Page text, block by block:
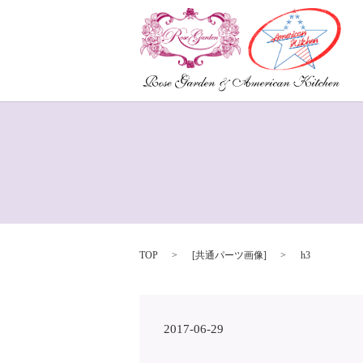
TOP [共通パーツ画像] h3
2017-06-29